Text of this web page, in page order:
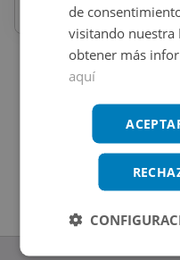
de
visitando nuestra
obtener más
aquí